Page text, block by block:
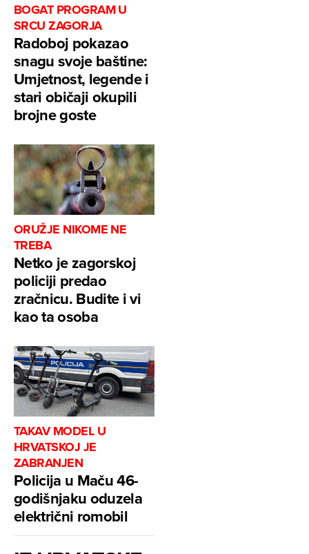
BOGAT PROGRAM U
SRCU ZAGORJA
Radoboj pokazao
snagu svoje baštine:
Umjetnost, legende i
stari običaji okupili
brojne goste
ORUŽJE NIKOME NE
TREBA
Netko je zagorskoj
policiji predao
zračnicu. Budite i vi
kao ta osoba
TAKAV MODEL U
HRVATSKOJ JE
ZABRANJEN
Policija u Maču 46-
godišnjaku oduzela
električni romobil